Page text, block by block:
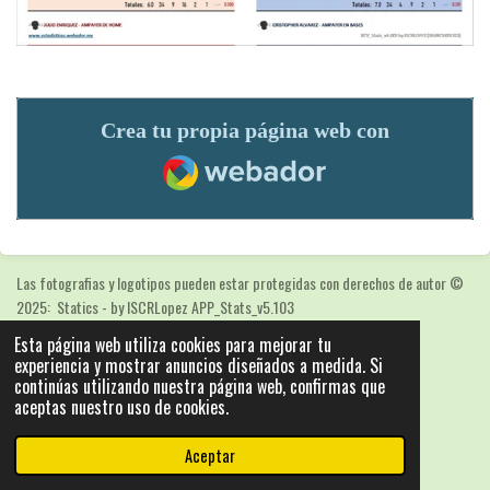
Esta página web utiliza cookies para mejorar tu
experiencia y mostrar anuncios diseñados a medida. Si
continúas utilizando nuestra página web, confirmas que
aceptas nuestro uso de cookies.
Aceptar
Crea tu propia página web con
Webador
Las fotografias y logotipos pueden estar protegidas con derechos de autor©
2025: Statics - by ISCRLopez APP_Stats_v5.103
Con la tecnología de Webador